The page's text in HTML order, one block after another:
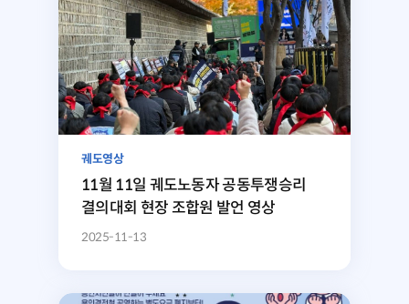
궤도영상
11월 11일 궤도노동자 공동투쟁승리
결의대회 현장 조합원 발언 영상
2025-11-13